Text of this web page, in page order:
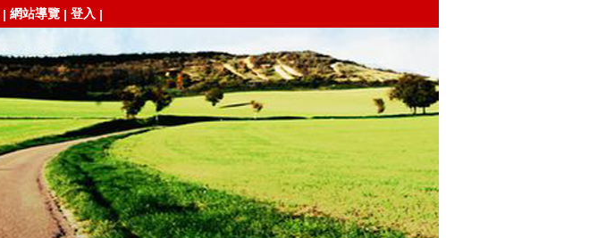
| 網站導覽 | 登入 |